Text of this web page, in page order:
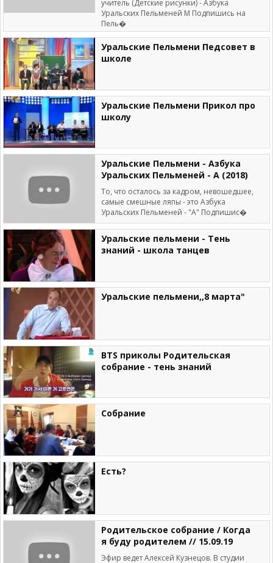
учитель (Детские рисунки) - Азбука
Уральских Пельменей М Подпишись на
Пель�
Уральские Пельмени Педсовет в
школе
Уральские Пельмени Прикол про
школу
Уральские Пельмени - Азбука
Уральских Пельменей - А (2018)
То, что осталось за кадром, невошедшее,
самые смешные ляпы - это Азбука
Уральских Пельменей - "А" Подпишис�
Уральские пельмени - Тень
знаний - школа танцев
Уральские пельмени,,8 марта"
BTS приколы Родительская
собрание - тень знаний
Собрание
Есть?
Родительское собрание / Когда
я буду родителем // 15.09.19
Эфир ведет Алексей Кузнецов. В студии